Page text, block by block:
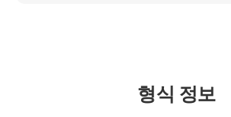
형식 정보